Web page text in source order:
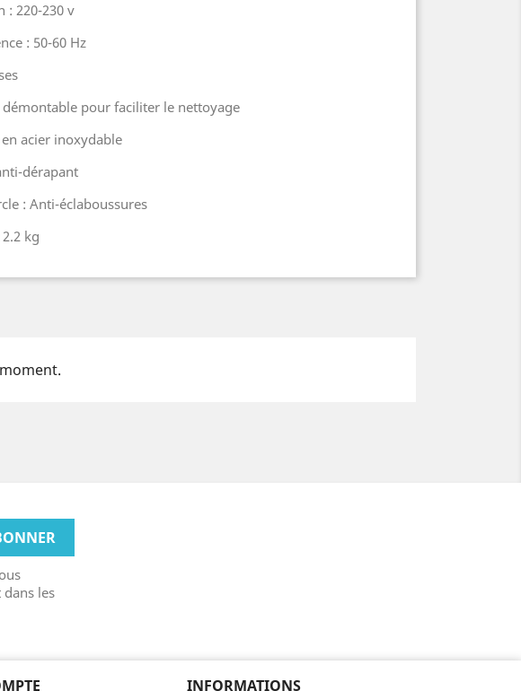
: 220-230 v
: 50-60 Hz
pour faciliter le nettoyage
acier inoxydable
dérapant
: Anti-éclaboussures
kg
les
INFORMATIONS